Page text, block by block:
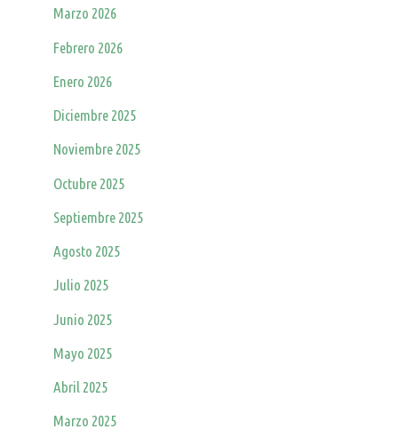
Marzo 2026
Febrero 2026
Enero 2026
Diciembre 2025
Noviembre 2025
Octubre 2025
Septiembre 2025
Agosto 2025
Julio 2025
Junio 2025
Mayo 2025
Abril 2025
Marzo 2025